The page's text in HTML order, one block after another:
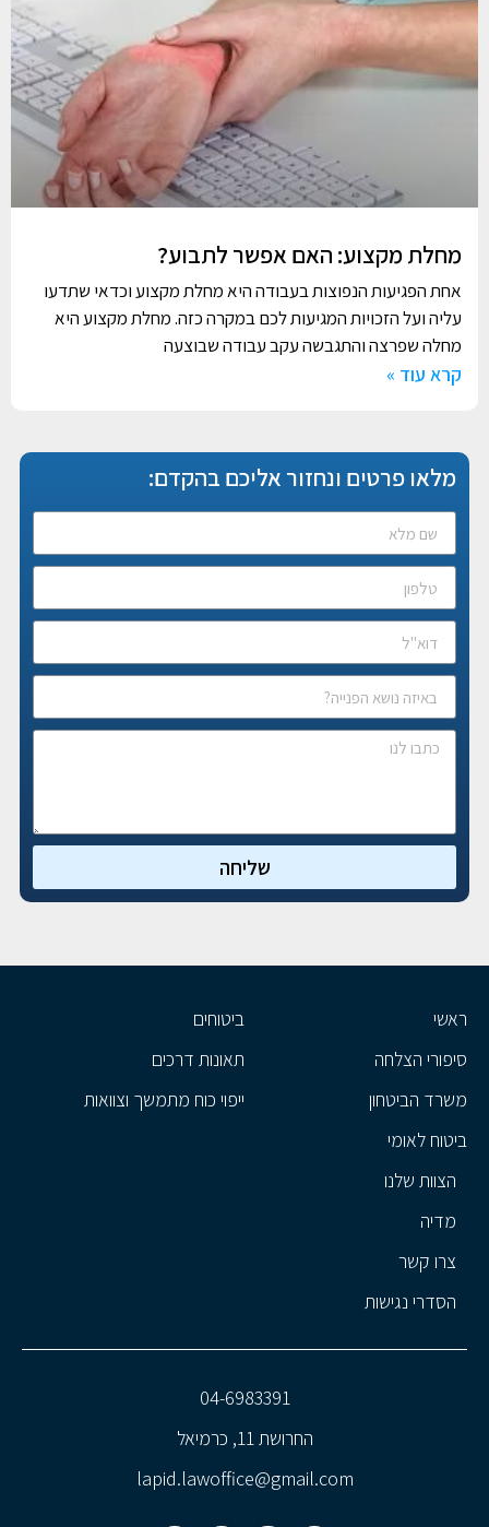
מחלת מקצוע: האם אפשר לתבוע?
אחת הפגיעות הנפוצות בעבודה היא מחלת מקצוע וכדאי שתדעו
עליה ועל הזכויות המגיעות לכם במקרה כזה. מחלת מקצוע היא
מחלה שפרצה והתגבשה עקב עבודה שבוצעה
קרא עוד »
מלאו פרטים ונחזור אליכם בהקדם:
שליחה
ראשי
סיפורי הצלחה
משרד הביטחון
ביטוח לאומי
ביטוחים
תאונות דרכים
ייפוי כוח מתמשך וצוואות
הצוות שלנו
מדיה
צרו קשר
הסדרי נגישות
04-6983391
החרושת 11, כרמיאל
lapid.lawoffice@gmail.com